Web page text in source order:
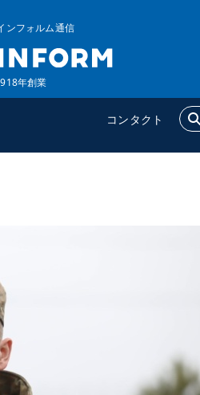
ンフォルム通信
年創業
コンタクト